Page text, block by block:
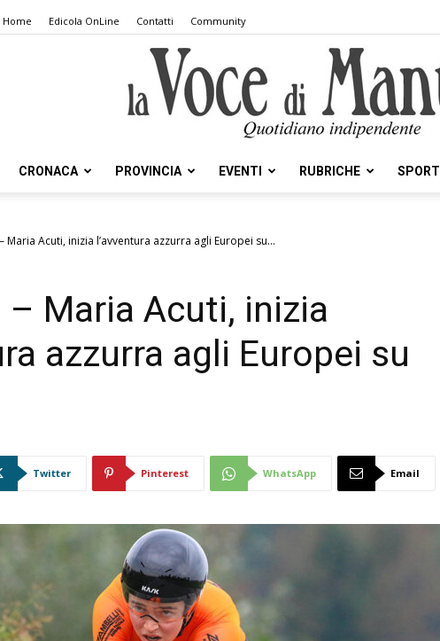
Home Edicola OnLine Contatti Community
CRONACA PROVINCIA EVENTI RUBRICHE SPORT
Maria Acuti, inizia l’avventura azzurra agli Europei su...
Maria Acuti, inizia
azzurra agli Europei su
Twitter Pinterest WhatsApp Email